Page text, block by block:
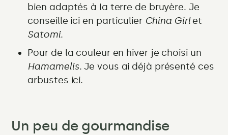
bien adaptés à la terre de bruyère. Je
conseille ici en particulier China Girlet
Satomi.
Pour de la couleur en hiver je choisi un
Hamamelis. Je vous ai déjà présenté ces
arbustes ici.
Un peu de gourmandise